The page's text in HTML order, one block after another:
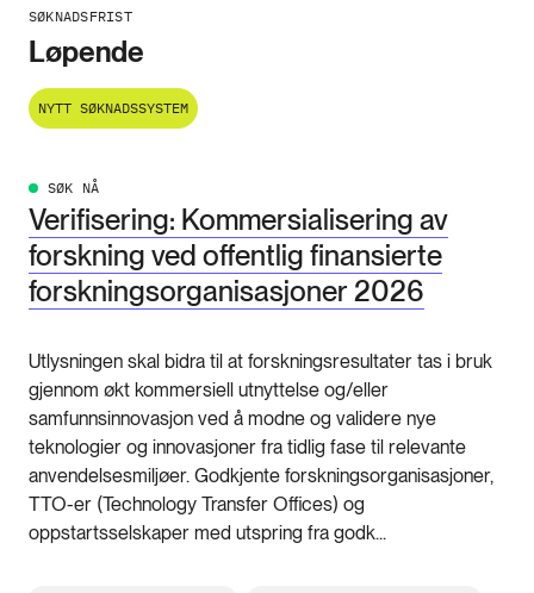
SØKNADSFRIST
Løpende
NYTT SØKNADSSYSTEM
SØK NÅ
Verifisering: Kommersialisering av
forskning ved offentlig finansierte
forskningsorganisasjoner 2026
Utlysningen skal bidra til at forskningsresultater tas i bruk
gjennom økt kommersiell utnyttelse og/eller
samfunnsinnovasjon ved å modne og validere nye
teknologier og innovasjoner fra tidlig fase til relevante
anvendelsesmiljøer. Godkjente forskningsorganisasjoner,
TTO-er (Technology Transfer Offices) og
oppstartsselskaper med utspring fra godk...